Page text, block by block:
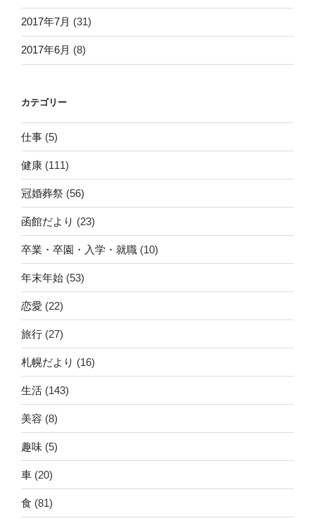
2017年7月 (31)
2017年6月 (8)
カテゴリー
仕事 (5)
健康 (111)
冠婚葬祭 (56)
函館だより (23)
卒業・卒園・入学・就職 (10)
年末年始 (53)
恋愛 (22)
旅行 (27)
札幌だより (16)
生活 (143)
美容 (8)
趣味 (5)
車 (20)
食 (81)